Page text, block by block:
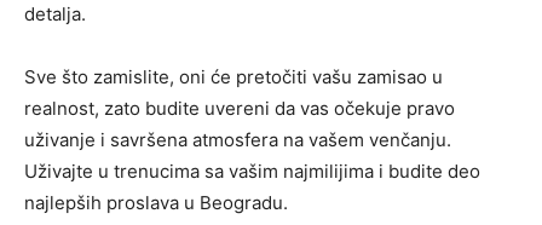
detalja.
Sve što zamislite, oni će pretočiti vašu zamisao u
realnost, zato budite uvereni da vas očekuje pravo
uživanje i savršena atmosfera na vašem venčanju.
Uživajte u trenucima sa vašim najmilijima i budite deo
najlepših proslava u Beogradu.